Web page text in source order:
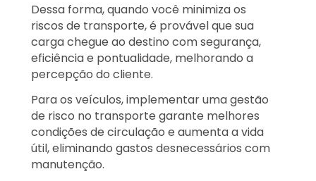
Dessa forma, quando você minimiza os
riscos de transporte, é provável que sua
carga chegue ao destino com segurança,
eficiência e pontualidade, melhorando a
percepção do cliente.
Para os veículos, implementar uma gestão
de risco no transporte garante melhores
condições de circulação e aumenta a vida
útil, eliminando gastos desnecessários com
manutenção.